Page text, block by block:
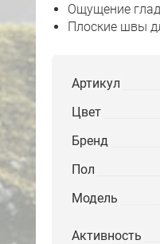
Ощущение
Плоские швы
Артикул
Цвет
Бренд
Пол
Модель
Активность